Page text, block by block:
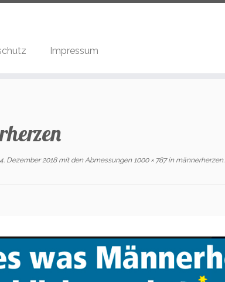
Impressum
Dezember 2018mit den Abmessungen1000 × 787inmännerherzen.